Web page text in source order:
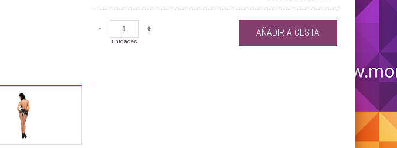
-
unidades
+ AÑADIR A CESTA